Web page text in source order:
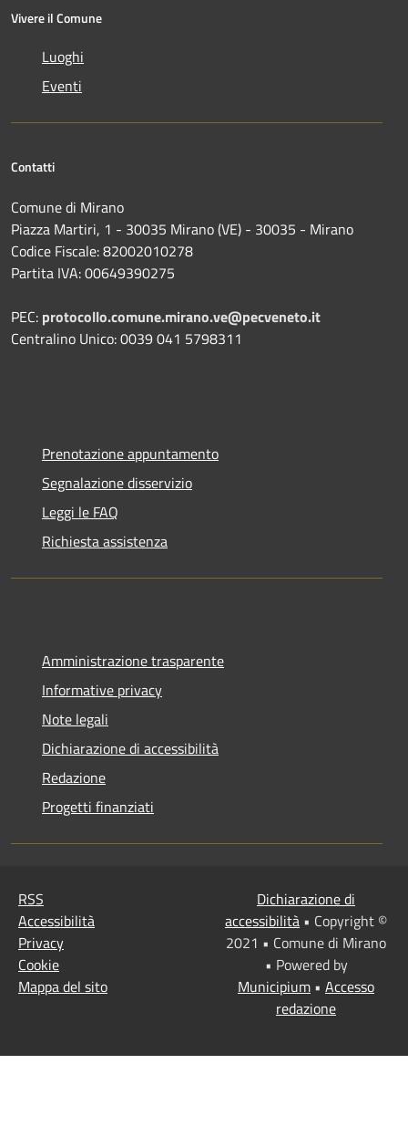
Vivere il Comune
Luoghi
Eventi
Contatti
Comune di Mirano
Piazza Martiri, 1 - 30035 Mirano (VE) - 30035 - Mirano
Codice Fiscale: 82002010278
Partita IVA: 00649390275
PEC: protocollo.comune.mirano.ve@pecveneto.it
Centralino Unico: 0039 041 5798311
Prenotazione appuntamento
Segnalazione disservizio
Leggi le FAQ
Richiesta assistenza
Amministrazione trasparente
Informative privacy
Note legali
Dichiarazione di accessibilità
Redazione
Progetti finanziati
RSS
Accessibilità
Privacy
Cookie
Mappa del sito
Dichiarazione di
accessibilità • Copyright ©
2021 • Comune di Mirano
• Powered by
Municipium • Accesso
redazione